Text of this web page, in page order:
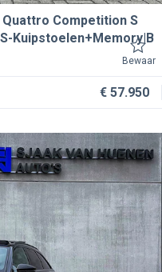
Quattro Competition S
Kuipstoelen+Memory|B
Bewaar
€ 57.950